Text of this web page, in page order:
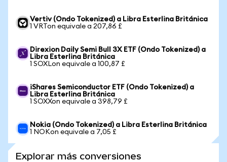
Vertiv (Ondo Tokenized) a Libra Esterlina Británica
1 VRTon equivale a 207,86 £
Direxion Daily Semi Bull 3X ETF (Ondo Tokenized) a
Libra Esterlina Británica
1 SOXLon equivale a 100,87 £
iShares Semiconductor ETF (Ondo Tokenized) a
Libra Esterlina Británica
1 SOXXon equivale a 398,79 £
Nokia (Ondo Tokenized) a Libra Esterlina Británica
1 NOKon equivale a 7,05 £
Explorar más conversiones